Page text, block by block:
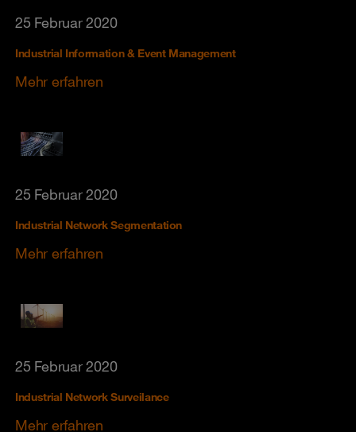
25 Februar 2020
Industrial Information & Event Management
Mehr erfahren
25 Februar 2020
Industrial Network Segmentation
Mehr erfahren
25 Februar 2020
Industrial Network Surveilance
Mehr erfahren